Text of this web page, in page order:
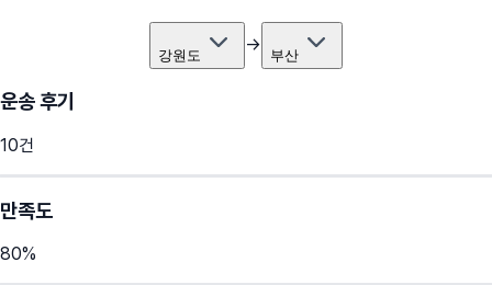
강원도 → 부산
운송 후기
10건
만족도
80%